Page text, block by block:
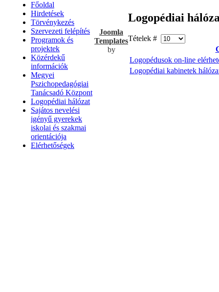
Főoldal
Hirdetések
Törvénykezés
Szervezeti felépítés
Programok és
projektek
Közérdekű
információk
Megyei
Pszichopedagógiai
Tanácsadó Központ
Logopédiai hálózat
Sajátos nevelési
igényű gyerekek
iskolai és szakmai
orientációja
Elérhetőségek
Logopédiai
Tételek #
Logopédusok on-line
Logopédiai kabinetek
Joomla
Templates
by